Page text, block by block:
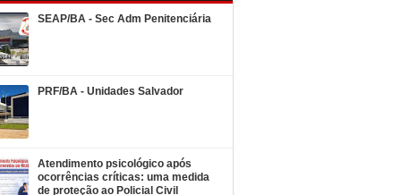
SEAP/BA - Sec Adm Penitenciária
PRF/BA - Unidades Salvador
Atendimento psicológico após
ocorrências críticas: uma medida
de proteção ao Policial Civil